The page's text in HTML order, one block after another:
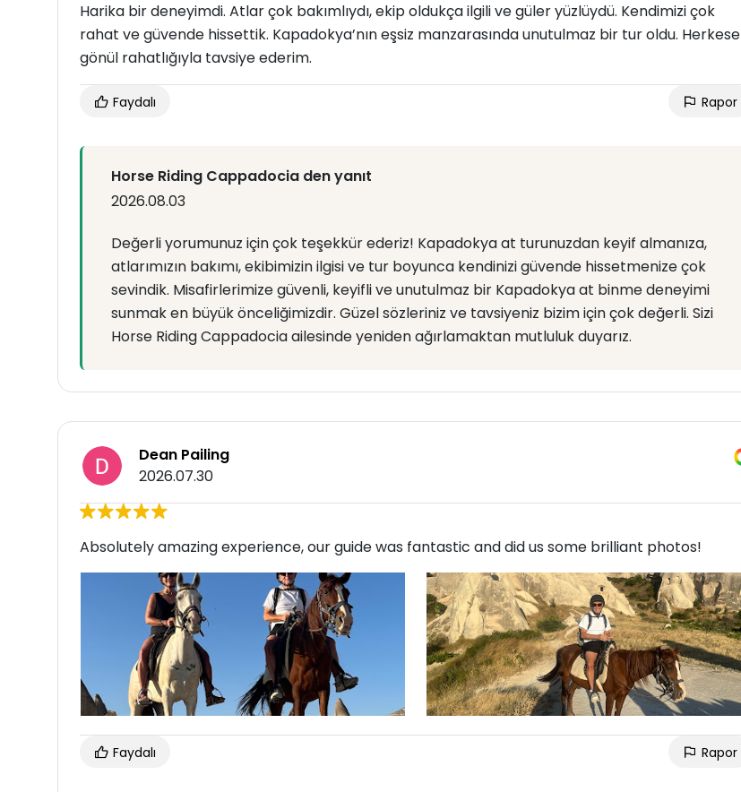
Harika bir deneyimdi. Atlar çok bakımlıydı, ekip oldukça ilgili ve güler yüzlüydü. Kendimizi çok
rahat ve güvende hissettik. Kapadokya’nın eşsiz manzarasında unutulmaz bir tur oldu. Herkese
gönül rahatlığıyla tavsiye ederim.
Faydalı Rapor
Horse Riding Cappadocia den yanıt
2026.08.03
Değerli yorumunuz için çok teşekkür ederiz! Kapadokya at turunuzdan keyif almanıza,
atlarımızın bakımı, ekibimizin ilgisi ve tur boyunca kendinizi güvende hissetmenize çok
sevindik. Misafirlerimize güvenli, keyifli ve unutulmaz bir Kapadokya at binme deneyimi
sunmak en büyük önceliğimizdir. Güzel sözleriniz ve tavsiyeniz bizim için çok değerli. Sizi
Horse Riding Cappadocia ailesinde yeniden ağırlamaktan mutluluk duyarız.
Dean Pailing
2026.07.30
Absolutely amazing experience, our guide was fantastic and did us some brilliant photos!
Faydalı Rapor